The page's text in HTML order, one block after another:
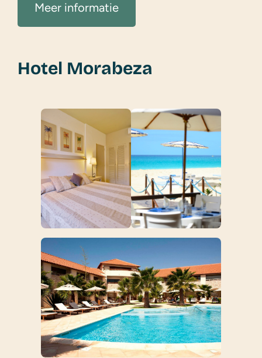
Meer informatie
Hotel Morabeza